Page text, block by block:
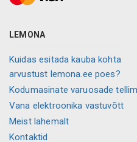
LEMONA
Kuidas esitada kauba kohta
arvustust lemona.ee poes?
Kodumasinate varuosade
Vana elektroonika vastuvõtt
Meist lahemalt
Kontaktid